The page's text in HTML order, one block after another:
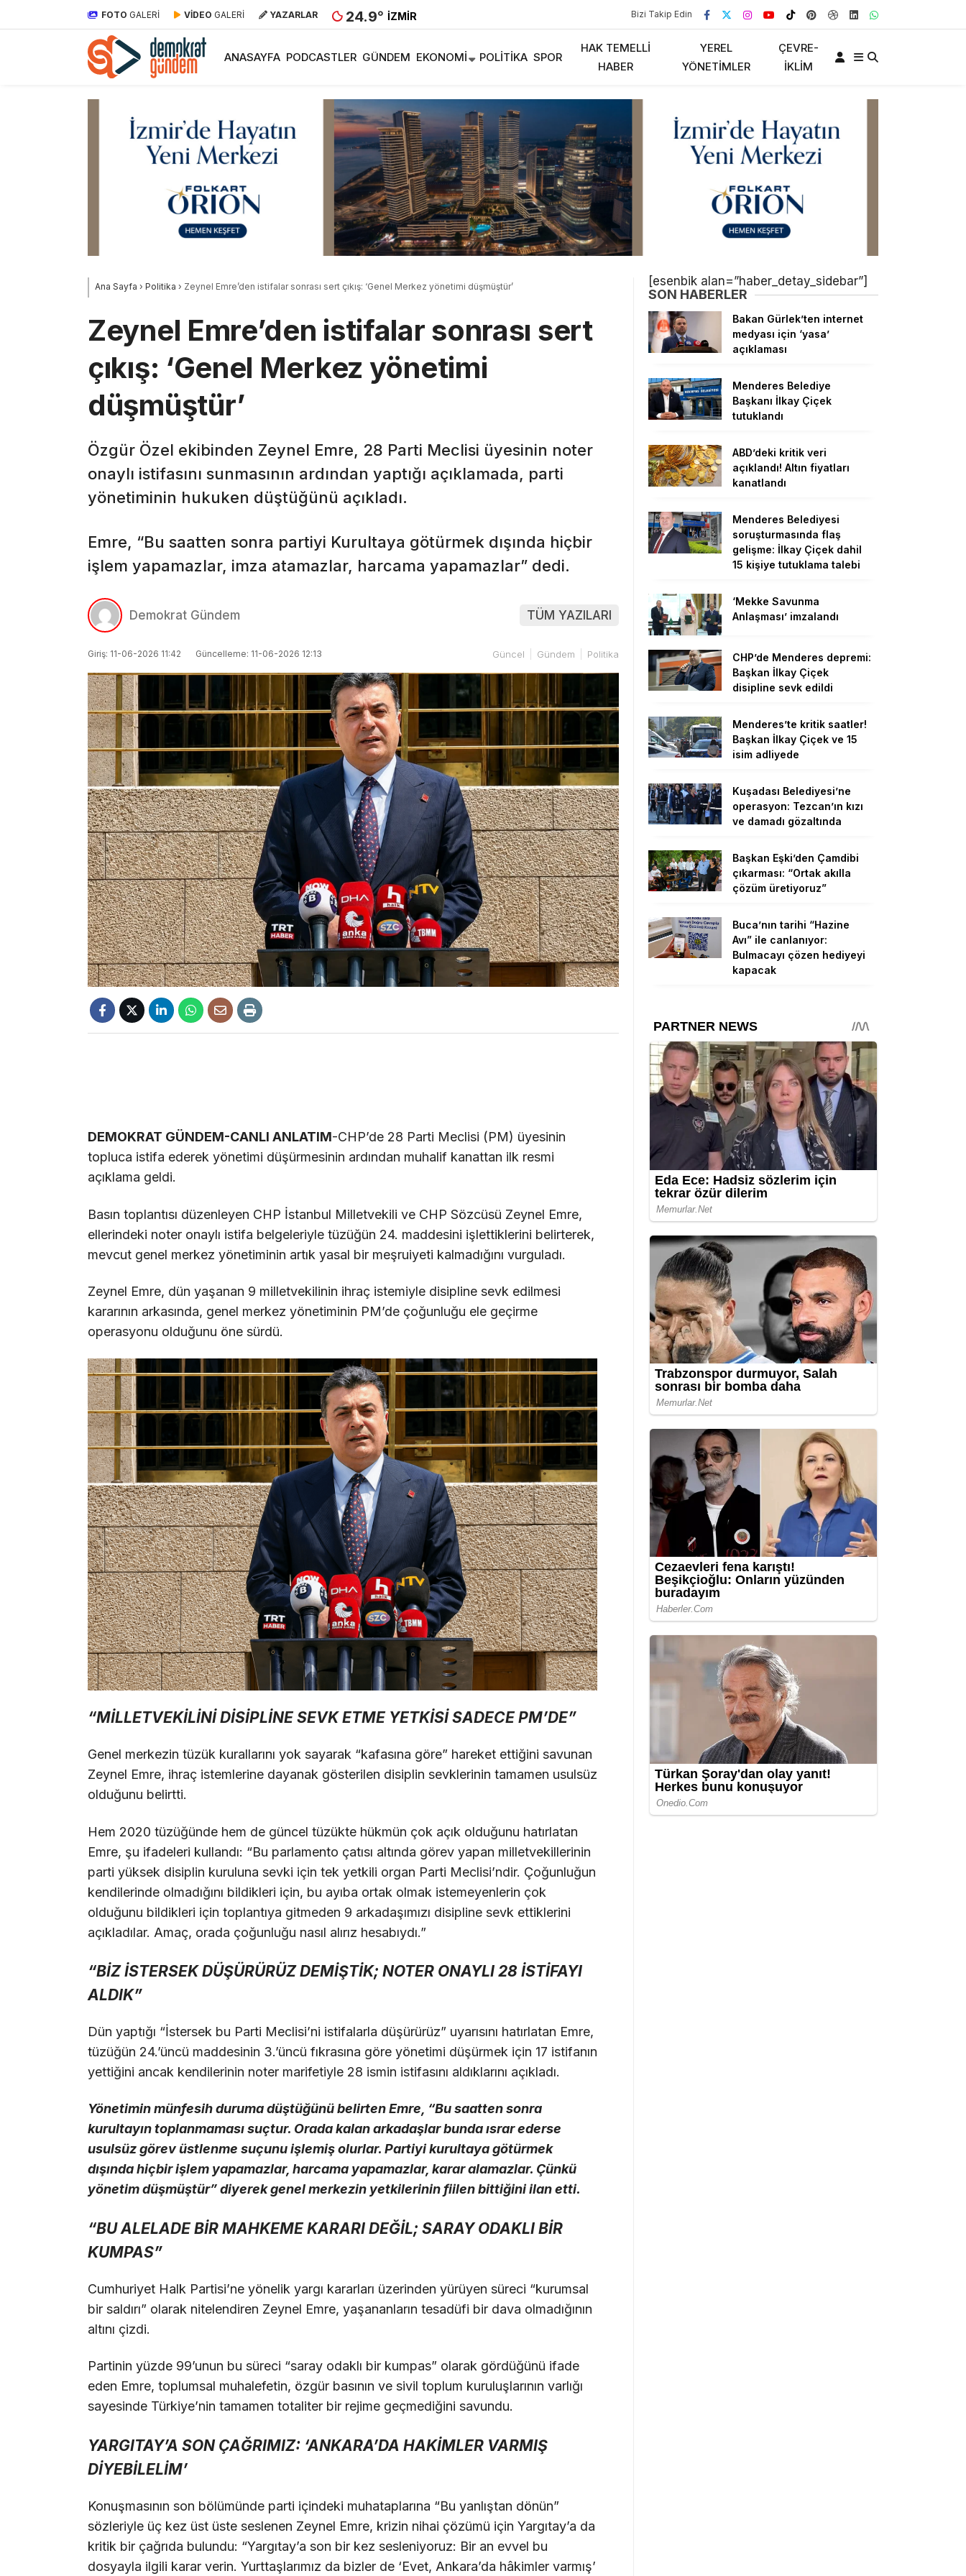
FOTO GALERİ VİDEO GALERİ YAZARLAR 24.9° İZMIR Bizi Takip Edin
ANASAYFA PODCASTLER GÜNDEM EKONOMI POLITIKA SPOR
HAK TEMELLI
HABER
YEREL
YÖNETIMLER
ÇEVRE-
İKLIM
Ana Sayfa › Politika › Zeynel Emre’den istifalar sonrası sert çıkış: ‘Genel Merkez yönetimi düşmüştür’
Zeynel Emre’den istifalar sonrası sert
çıkış: ‘Genel Merkez yönetimi
düşmüştür’
Özgür Özel ekibinden Zeynel Emre, 28 Parti Meclisi üyesinin noter
onaylı istifasını sunmasının ardından yaptığı açıklamada, parti
yönetiminin hukuken düştüğünü açıkladı.
Emre, “Bu saatten sonra partiyi Kurultaya götürmek dışında hiçbir
işlem yapamazlar, imza atamazlar, harcama yapamazlar” dedi.
Demokrat Gündem TÜM YAZILARI
Giriş: 11-06-2026 11:42 Güncelleme: 11-06-2026 12:13 Güncel Gündem Politika
DEMOKRAT GÜNDEM-CANLI ANLATIM-CHP’de 28 Parti Meclisi (PM) üyesinin
topluca istifa ederek yönetimi düşürmesinin ardından muhalif kanattan ilk resmi
açıklama geldi.
Basın toplantısı düzenleyen CHP İstanbul Milletvekili ve CHP Sözcüsü Zeynel Emre,
ellerindeki noter onaylı istifa belgeleriyle tüzüğün 24. maddesini işlettiklerini belirterek,
mevcut genel merkez yönetiminin artık yasal bir meşruiyeti kalmadığını vurguladı.
Zeynel Emre, dün yaşanan 9 milletvekilinin ihraç istemiyle disipline sevk edilmesi
kararının arkasında, genel merkez yönetiminin PM’de çoğunluğu ele geçirme
operasyonu olduğunu öne sürdü.
“MİLLETVEKİLİNİ DİSİPLİNE SEVK ETME YETKİSİ SADECE PM’DE”
Genel merkezin tüzük kurallarını yok sayarak “kafasına göre” hareket ettiğini savunan
Zeynel Emre, ihraç istemlerine dayanak gösterilen disiplin sevklerinin tamamen usulsüz
olduğunu belirtti.
Hem 2020 tüzüğünde hem de güncel tüzükte hükmün çok açık olduğunu hatırlatan
Emre, şu ifadeleri kullandı: “Bu parlamento çatısı altında görev yapan milletvekillerinin
parti yüksek disiplin kuruluna sevki için tek yetkili organ Parti Meclisi’ndir. Çoğunluğun
kendilerinde olmadığını bildikleri için, bu ayıba ortak olmak istemeyenlerin çok
olduğunu bildikleri için toplantıya gitmeden 9 arkadaşımızı disipline sevk ettiklerini
açıkladılar. Amaç, orada çoğunluğu nasıl alırız hesabıydı.”
“BİZ İSTERSEK DÜŞÜRÜRÜZ DEMİŞTİK; NOTER ONAYLI 28 İSTİFAYI
ALDIK”
Dün yaptığı “İstersek bu Parti Meclisi’ni istifalarla düşürürüz” uyarısını hatırlatan Emre,
tüzüğün 24.’üncü maddesinin 3.’üncü fıkrasına göre yönetimi düşürmek için 17 istifanın
yettiğini ancak kendilerinin noter marifetiyle 28 ismin istifasını aldıklarını açıkladı.
Yönetimin münfesih duruma düştüğünü belirten Emre, “Bu saatten sonra
kurultayın toplanmaması suçtur. Orada kalan arkadaşlar bunda ısrar ederse
usulsüz görev üstlenme suçunu işlemiş olurlar. Partiyi kurultaya götürmek
dışında hiçbir işlem yapamazlar, harcama yapamazlar, karar alamazlar. Çünkü
yönetim düşmüştür” diyerek genel merkezin yetkilerinin fiilen bittiğini ilan etti.
“BU ALELADE BİR MAHKEME KARARI DEĞİL; SARAY ODAKLI BİR
KUMPAS”
Cumhuriyet Halk Partisi’ne yönelik yargı kararları üzerinden yürüyen süreci “kurumsal
bir saldırı” olarak nitelendiren Zeynel Emre, yaşananların tesadüfi bir dava olmadığının
altını çizdi.
Partinin yüzde 99’unun bu süreci “saray odaklı bir kumpas” olarak gördüğünü ifade
eden Emre, toplumsal muhalefetin, özgür basının ve sivil toplum kuruluşlarının varlığı
sayesinde Türkiye’nin tamamen totaliter bir rejime geçmediğini savundu.
YARGITAY’A SON ÇAĞRIMIZ: ‘ANKARA’DA HAKİMLER VARMIŞ
DİYEBİLELİM’
Konuşmasının son bölümünde parti içindeki muhataplarına “Bu yanlıştan dönün”
sözleriyle üç kez üst üste seslenen Zeynel Emre, krizin nihai çözümü için Yargıtay’a da
kritik bir çağrıda bulundu: “Yargıtay’a son bir kez sesleniyoruz: Bir an evvel bu
dosyayla ilgili karar verin. Yurttaşlarımız da bizler de ‘Evet, Ankara’da hâkimler varmış’
[esenbik alan=”haber_detay_sidebar”]
SON HABERLER
Bakan Gürlek’ten internet
medyası için ‘yasa’
açıklaması
Menderes Belediye
Başkanı İlkay Çiçek
tutuklandı
ABD’deki kritik veri
açıklandı! Altın fiyatları
kanatlandı
Menderes Belediyesi
soruşturmasında flaş
gelişme: İlkay Çiçek dahil
15 kişiye tutuklama talebi
‘Mekke Savunma
Anlaşması’ imzalandı
CHP’de Menderes depremi:
Başkan İlkay Çiçek
disipline sevk edildi
Menderes’te kritik saatler!
Başkan İlkay Çiçek ve 15
isim adliyede
Kuşadası Belediyesi’ne
operasyon: Tezcan’ın kızı
ve damadı gözaltında
Başkan Eşki’den Çamdibi
çıkarması: “Ortak akılla
çözüm üretiyoruz”
Buca’nın tarihi “Hazine
Avı” ile canlanıyor:
Bulmacayı çözen hediyeyi
kapacak